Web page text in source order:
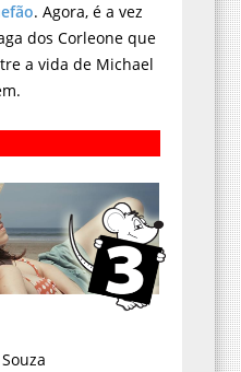
. Agora, é a vez
dos Corleone que
a vida de Michael